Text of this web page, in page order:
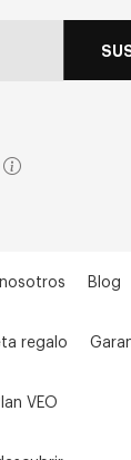
Blog
regalo
VEO